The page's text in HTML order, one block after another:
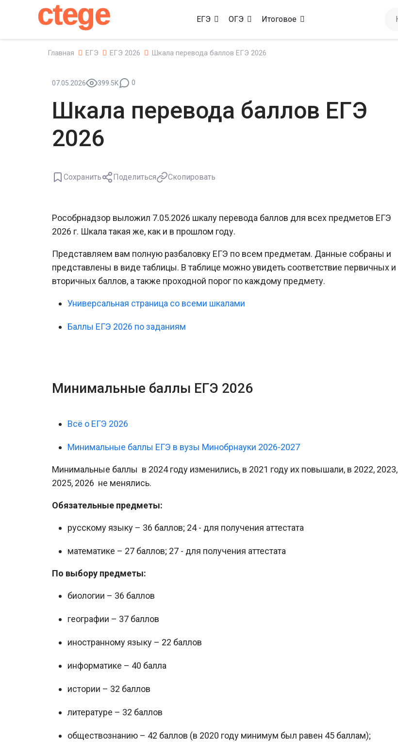
ctege ЕГЭ ОГЭ Итоговое
Главная ЕГЭ ЕГЭ 2026 Шкала перевода баллов ЕГЭ 2026
07.05.2026 399.5K 0
Шкала перевода баллов ЕГЭ
2026
Сохранить Поделиться Скопировать
Рособрнадзор выложил 7.05.2026 шкалу перевода баллов для всех предметов ЕГЭ
2026 г. Шкала такая же, как и в прошлом году.
Представляем вам полную разбаловку ЕГЭ по всем предметам. Данные собраны и
представлены в виде таблицы. В таблице можно увидеть соответствие первичных и
вторичных баллов, а также проходной порог по каждому предмету.
Универсальная страница со всеми шкалами
Баллы ЕГЭ 2026 по заданиям
Минимальные баллы ЕГЭ 2026
Всё о ЕГЭ 2026
Минимальные баллы ЕГЭ в вузы Минобрнауки 2026-2027
Минимальные баллы в 2024 году изменились, в 2021 году их повышали, в 2022, 2023,
2025, 2026 не менялись.
Обязательные предметы:
русскому языку – 36 баллов; 24 - для получения аттестата
математике – 27 баллов; 27 - для получения аттестата
По выбору предметы:
биологии – 36 баллов
географии – 37 баллов
иностранному языку – 22 баллов
информатике – 40 балла
истории – 32 баллов
литературе – 32 баллов
обществознанию – 42 баллов (в 2020 году минимум был равен 45 баллам);